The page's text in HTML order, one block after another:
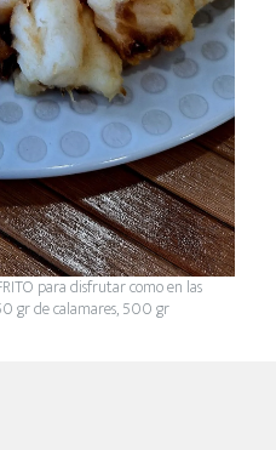
para disfrutar como en las
gr de calamares, 500 gr